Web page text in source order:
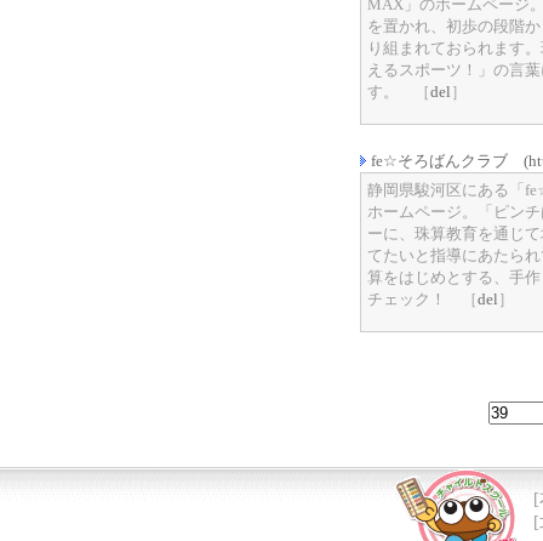
MAX」のホームページ
を置かれ、初歩の段階
り組まれておられます
えるスポーツ！」の言
す。 ［del ］
fe☆そろばんクラブ
静岡県駿河区にある「
ホームページ。「ピン
ーに、珠算教育を通じ
てたいと指導にあたら
算をはじめとする、手
チェック！ ［del ］
[
[